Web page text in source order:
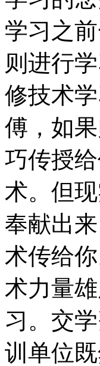
学习之
则进行
修技术
傅，如
巧传授
术。但
奉献出
术传给
术力量
习。交
训单位